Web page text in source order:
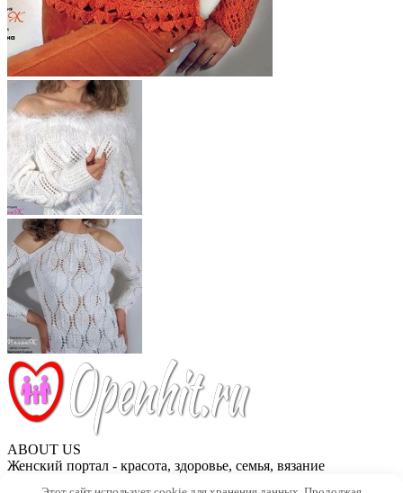
ABOUT US
Женский портал - красота, здоровье, семья, вязание